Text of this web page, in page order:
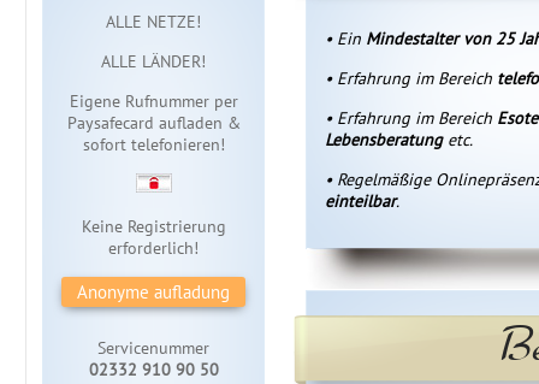
Sofortzugang
ALLE NETZE!
ALLE LÄNDER!
Eigene Rufnummer per
Paysafecard aufladen &
sofort telefonieren!
Keine Registrierung
erforderlich!
Anonyme aufladung
Servicenummer
02332 910 90 50
• Ein Mindestalter von 25
• Erfahrung im Bereich
• Erfahrung im Bereich
Lebensberatungetc.
• Regelmäßige
einteilbar.